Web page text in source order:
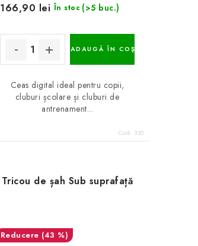
În stoc (>5 buc.)
166,90 lei
ADAUGĂ ÎN COŞ
Ceas digital ideal pentru copii,
cluburi școlare și cluburi de
antrenament...
Cod: 320
Tricou de șah Sub suprafață
(43 %)